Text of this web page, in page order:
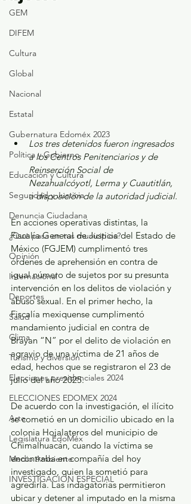
GEM
DIFEM
Cultura
Global
Nacional
Estatal
Gubernatura Edoméx 2023
Política y Gobierno
Educación y Cultura
Seguridad y Justicia
Denuncia Ciudadana
¿Qué pasa en tus municipios?
Opinión
Internacional
Deportes
Salud
Clima
Turismo y diversión
Elecciones presidenciales 2024
ELECCIONES EDOMEX 2024
Arte
Legislatura EdoMéx
Medio Ambiente
INVESTIGACIÓN ESPECIAL
Los tres detenidos fueron ingresados
a los Centros Penitenciarios y de
Reinserción Social de
Nezahualcóyotl, Lerma y Cuautitlán,
a disposición de la autoridad judicial.
En acciones operativas distintas, la
Fiscalía General de Justicia del Estado de
México (FGJEM) cumplimentó tres
órdenes de aprehensión en contra de
igual número de sujetos por su presunta
intervención en los delitos de violación y
abuso sexual. En el primer hecho, la
Fiscalía mexiquense cumplimentó
mandamiento judicial en contra de
Brayan “N” por el delito de violación en
agravio de una víctima de 21 años de
edad, hechos que se registraron el 23 de
julio del año 2025.
De acuerdo con la investigación, el ilícito
se cometió en un domicilio ubicado en la
colonia Hojalateros del municipio de
Chimalhuacán, cuando la víctima se
encontraba en compañía del hoy
investigado, quien la sometió para
agredirla. Las indagatorias permitieron
ubicar y detener al imputado en la misma